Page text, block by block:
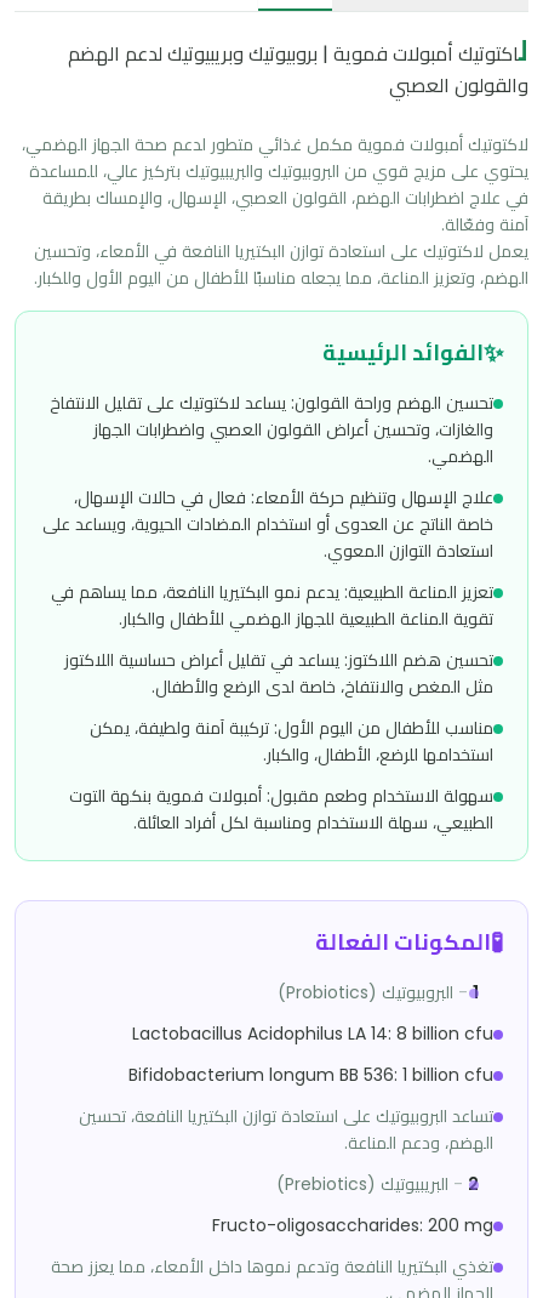
لاكتوتيك أمبولات فموية | بروبيوتيك وبريبيوتيك لدعم الهضم
والقولون العصبي
الهضم، وتعزيز المناعة، مما يجعله مناسبًا للأطفال من اليوم الأول وللكبار.
✨الفوائد الرئيسية
تحسين الهضم وراحة القولون: يساعد لاكتوتيك على تقليل الانتفاخ
والغازات، وتحسين أعراض القولون العصبي واضطرابات الجهاز
الهضمي.
علاج الإسهال وتنظيم حركة الأمعاء: فعال في حالات الإسهال،
خاصة الناتج عن العدوى أو استخدام المضادات الحيوية، ويساعد على
استعادة التوازن المعوي.
تعزيز المناعة الطبيعية: يدعم نمو البكتيريا النافعة، مما يساهم في
تقوية المناعة الطبيعية للجهاز الهضمي للأطفال والكبار.
تحسين هضم اللاكتوز: يساعد في تقليل أعراض حساسية اللاكتوز
مثل المغص والانتفاخ، خاصة لدى الرضع والأطفال.
مناسب للأطفال من اليوم الأول: تركيبة آمنة ولطيفة، يمكن
استخدامها للرضع، الأطفال، والكبار.
سهولة الاستخدام وطعم مقبول: أمبولات فموية بنكهة التوت
الطبيعي، سهلة الاستخدام ومناسبة لكل أفراد العائلة.
🧪المكونات الفعالة
1
- البروبيوتيك (Probiotics)
Lactobacillus Acidophilus LA 14: 8 billion cfu
Bifidobacterium longum BB 536: 1 billion cfu
تساعد البروبيوتيك على استعادة توازن البكتيريا النافعة، تحسين
الهضم، ودعم المناعة.
2
- البريبيوتيك (Prebiotics)
Fructo-oligosaccharides: 200 mg
تغذي البكتيريا النافعة وتدعم نموها داخل الأمعاء، مما يعزز صحة
الجهاز الهضمي.